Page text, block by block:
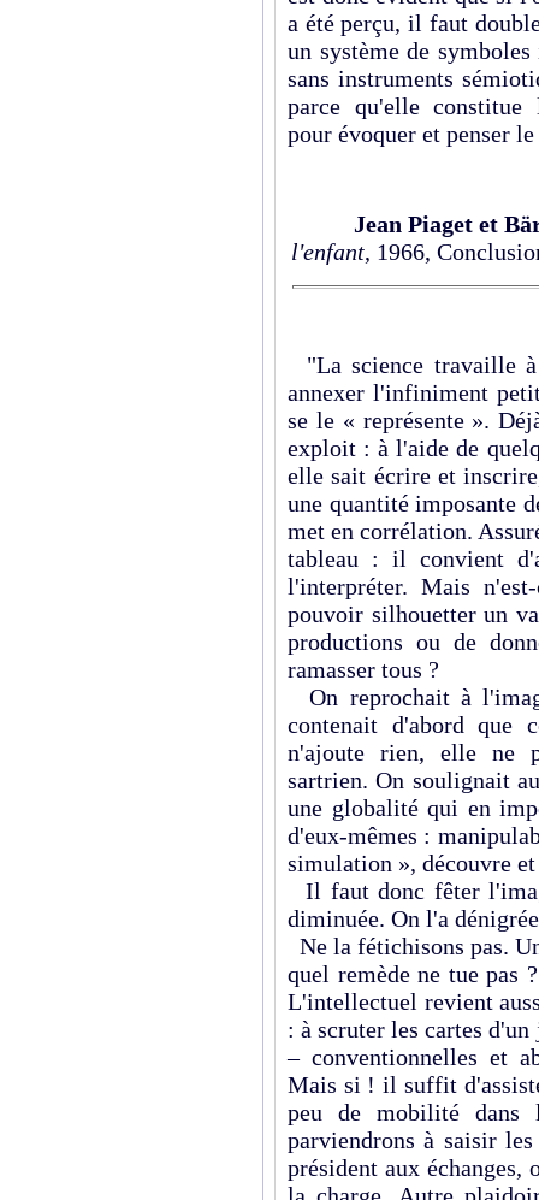
a été perçu, il faut
un système de
sans instruments
parce qu'elle constitue
pour évoquer et penser
Jean Piaget et
l'enfant, 1966,
"La science travaille
annexer l'infiniment
se le « représente ».
exploit : à l'aide de
elle sait écrire et
une quantité imposante
met en corrélation.
tableau : il convient
l'interpréter. Mais
pouvoir silhouetter un
productions ou de
ramasser tous ?
On reprochait à
contenait d'abord
n'ajoute rien, elle ne
sartrien. On soulignait
une globalité qui en
d'eux-mêmes :
simulation », découvre et
Il faut donc fêter
diminuée. On l'a
Ne la fétichisons pas.
quel remède ne tue pas
L'intellectuel revient
: à scruter les cartes
– conventionnelles et
Mais si ! il suffit
peu de mobilité dans
parviendrons à saisir
président aux échanges,